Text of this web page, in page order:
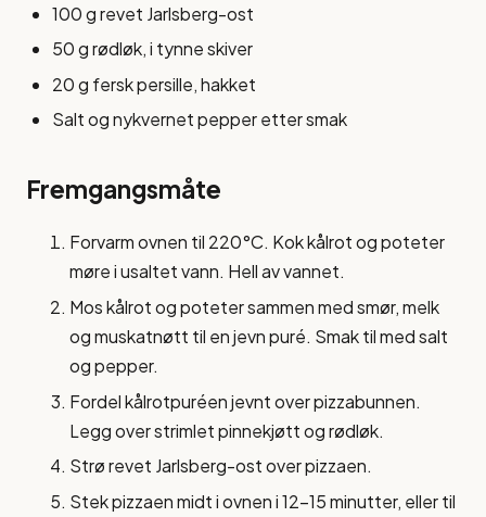
100 g revet Jarlsberg-ost
50 g rødløk, i tynne skiver
20 g fersk persille, hakket
Salt og nykvernet pepper etter smak
Fremgangsmåte
Forvarm ovnen til 220°C. Kok kålrot og poteter
møre i usaltet vann. Hell av vannet.
Mos kålrot og poteter sammen med smør, melk
og muskatnøtt til en jevn puré. Smak til med salt
og pepper.
Fordel kålrotpuréen jevnt over pizzabunnen.
Legg over strimlet pinnekjøtt og rødløk.
Strø revet Jarlsberg-ost over pizzaen.
Stek pizzaen midt i ovnen i 12-15 minutter, eller til